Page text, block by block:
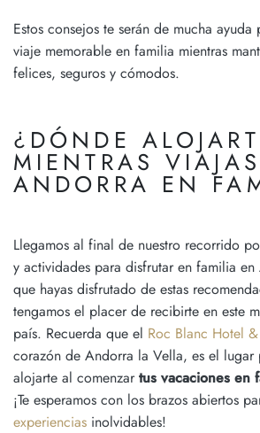
Estos consejos te serán de mucha
viaje memorable en familia mientras
felices, seguros y cómodos.
¿DÓNDE
MIENTRAS
ANDORRA EN
Llegamos al final de nuestro recorrido
y actividades para disfrutar en familia en
que hayas disfrutado de estas
tengamos el placer de recibirte en este
país. Recuerda que el Roc Blanc Hotel
corazón de Andorra la Vella, es el lugar
alojarte al comenzartus vacaciones en
¡Te esperamos con los brazos abiertos
experiencias inolvidables!